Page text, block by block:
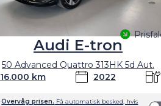
Audi E-tron
50 Advanced Quattro 313HK 5d Aut.
16.000 km
2022
Overvåg prisen. Få automatisk besked, hvis